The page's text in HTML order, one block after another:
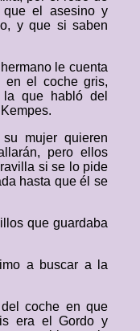
que el asesino y
y que si saben
le cuenta
en el coche gris,
que habló del
mujer quieren
pero ellos
si se lo pide
hasta que él se
que guardaba
a buscar a la
coche en que
era el Gordo y